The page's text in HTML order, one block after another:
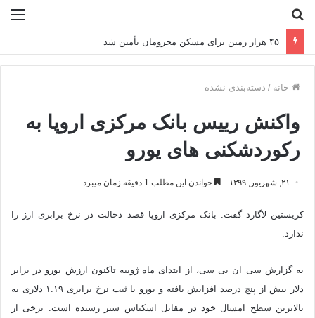
۴۵ هزار زمین برای مسکن محرومان تأمین شد
خانه / دسته‌بندی نشده
واکنش رییس بانک مرکزی اروپا به
رکوردشکنی های یورو
۲۱, شهریور, ۱۳۹۹ خواندن این مطلب 1 دقیقه زمان میبرد
کریستین لاگارد گفت: بانک مرکزی اروپا قصد دخالت در نرخ برابری ارز را
ندارد.
به گزارش سی ان بی سی، از ابتدای ماه ژوییه تاکنون ارزش یورو در برابر
دلار بیش از پنج درصد افزایش یافته و یورو با ثبت نرخ برابری ۱.۱۹ دلاری به
بالاترین سطح امسال خود در مقابل اسکناس سبز رسیده است. برخی از